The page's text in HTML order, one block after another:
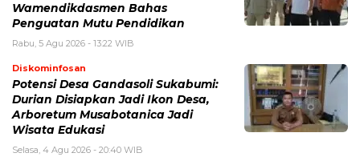
Wamendikdasmen Bahas
Penguatan Mutu Pendidikan
Rabu, 5 Agu 2026 - 13:22 WIB
Diskominfosan
Potensi Desa Gandasoli Sukabumi:
Durian Disiapkan Jadi Ikon Desa,
Arboretum Musabotanica Jadi
Wisata Edukasi
Selasa, 4 Agu 2026 - 20:40 WIB